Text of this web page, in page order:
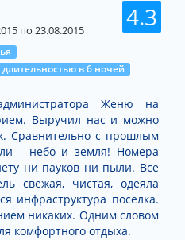
4.3
по 23.08.2015
в 6 ночей
Женю на
Выручил нас и можно
Сравнительно с прошлым
- небо и земля! Номера
ни пауков ни пыли. Все
свежая, чистая, одеяла
инфраструктура поселка.
никаких. Одним словом
комфортного отдыха.